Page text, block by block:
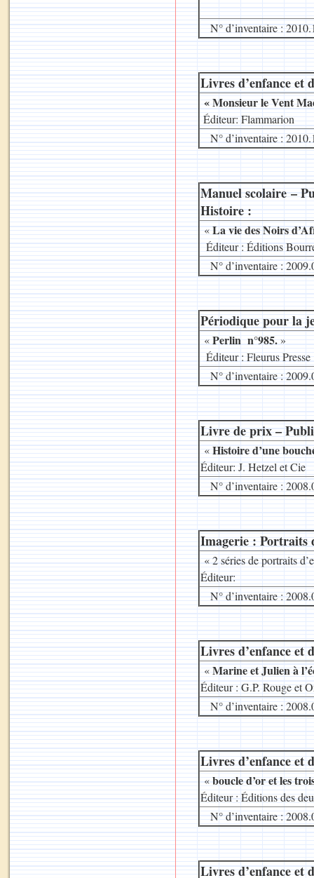
N° d’inventaire :
Livres d’enfance et
« Monsieur le Vent
.Éditeur: Flammarion
N° d’inventaire :
Manuel scolaire –
Histoire :
«La vie des Noirs
.Éditeur : Éditions
N° d’inventaire :
Périodique pour la
«Perlin n°985.»
.Éditeur : Fleurus Presse
N° d’inventaire :
Livre de prix –
«Histoire d’une
Éditeur: J. Hetzel et Cie
N° d’inventaire :
Imagerie : Portraits
« 2 séries de portraits
Éditeur:
N° d’inventaire :
Livres d’enfance et
«Marine et Julien à
Éditeur : G.P. Rouge et
N° d’inventaire :
Livres d’enfance et
«boucle d’or et les
Éditeur : Éditions des
N° d’inventaire :
Livres d’enfance et